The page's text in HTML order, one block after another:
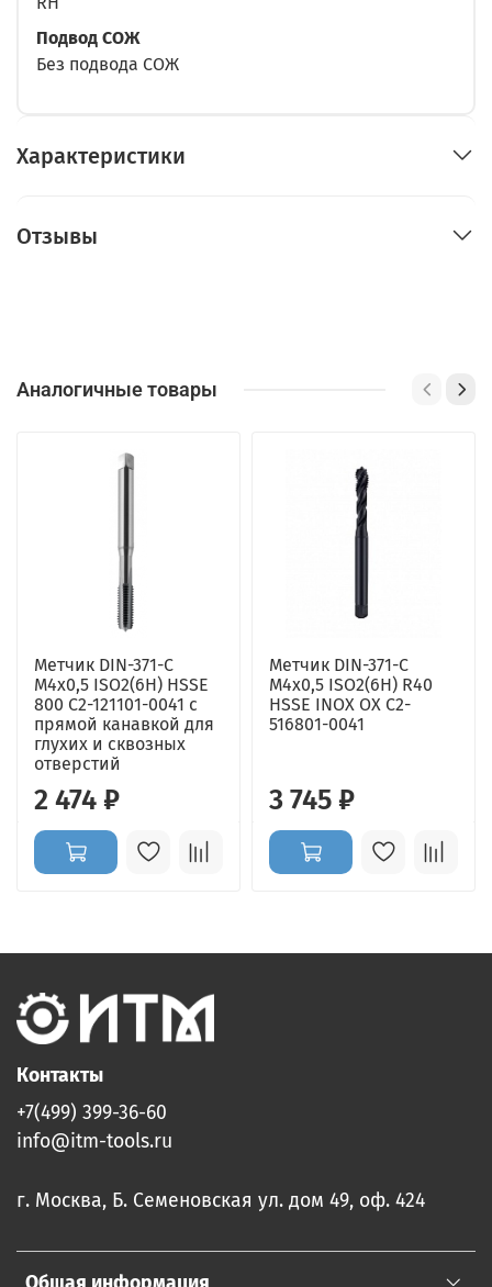
Подвод СОЖ
Без подвода СОЖ
Характеристики
Отзывы
Аналогичные товары
Метчик DIN-371-C
M4x0,5 ISO2(6H) HSSE
800 C2-121101-0041 с
прямой канавкой для
глухих и сквозных
отверстий
2 474 ₽
Метчик DIN-371-C
M4x0,5 ISO2(6H) R40
HSSE INOX OX C2-
516801-0041
3 745 ₽
Контакты
+7(499) 399-36-60
info@itm-tools.ru
г. Москва, Б. Семеновская ул. дом 49, оф. 424